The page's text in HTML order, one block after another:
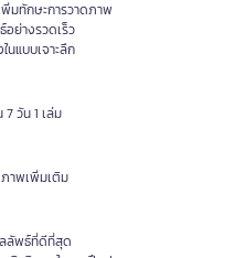
มทักษะการวาดภาพ
อย่างรวดเร็ว
แบบเจาะลึก
วัน 1 เล่ม
าพเพิ่มเติม
ลัพธ์ที่ดีที่สุด